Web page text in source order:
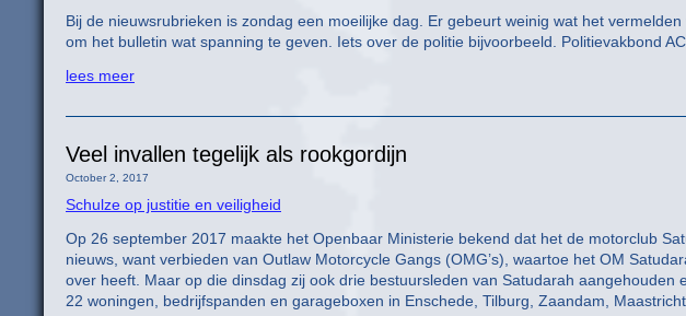
Bij de nieuwsrubrieken is zondag een moeilijke dag. Er gebeurt weinig wat het
om het bulletin wat spanning te geven. Iets over de politie bijvoorbeeld. Politievakbond
lees meer
Veel invallen tegelijk als rookgordijn
October 2, 2017
Schulze op justitie en veiligheid
Op 26 september 2017 maakte het Openbaar Ministerie bekend dat het de motorclub
nieuws, want verbieden van Outlaw Motorcycle Gangs (OMG’s), waartoe het OM
over heeft. Maar op die dinsdag zij ook drie bestuursleden van Satudarah aangehouden
22 woningen, bedrijfspanden en garageboxen in Enschede, Tilburg, Zaandam,